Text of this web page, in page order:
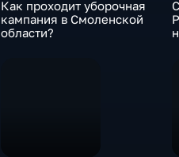
Как проходит уборочная
кампания в Смоленской
области?